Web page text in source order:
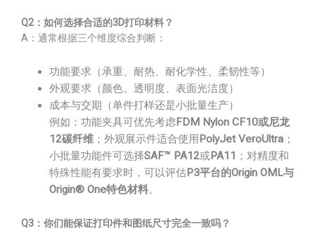
Q2：如何选择合适的3D打印材料？
A：通常根据三个维度综合判断：
功能要求（承重、耐热、耐化学性、柔韧性等）
外观要求（颜色、透明度、表面光洁度）
成本与交期（单件打样还是小批量生产）
例如：功能夹具可优先考虑FDM Nylon CF10或尼龙
12碳纤维 ；外观展示件适合使用 PolyJet VeroUltra ；
小批量功能件可选择SAF™ PA12或PA11 ；对精度和
特殊性能有要求时，可以评估P3平台的Origin OML与
Origin® One特色材料。
Q3：你们能保证打印件和图纸尺寸完全一致吗？